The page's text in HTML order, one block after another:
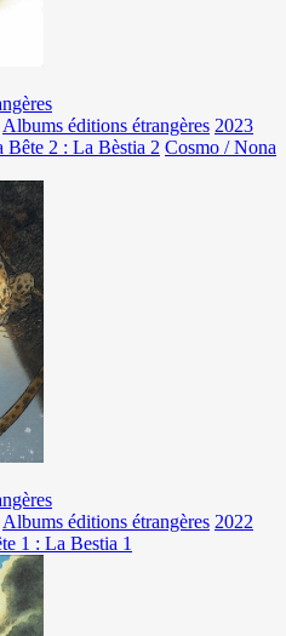
Albums éditions étrangères 2023
Bête 2 : La Bèstia 2 Cosmo / Nona
Albums éditions étrangères 2022
1 : La Bestia 1